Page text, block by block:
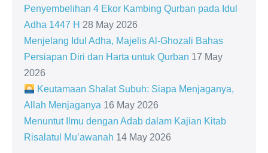
Penyembelihan 4 Ekor Kambing Qurban pada Idul
Adha 1447 H 28 May 2026
Menjelang Idul Adha, Majelis Al-Ghozali Bahas
Persiapan Diri dan Harta untuk Qurban 17 May
2026
Keutamaan Shalat Subuh: Siapa Menjaganya,
Allah Menjaganya 16 May 2026
Menuntut Ilmu dengan Adab dalam Kajian Kitab
Risalatul Mu’awanah 14 May 2026